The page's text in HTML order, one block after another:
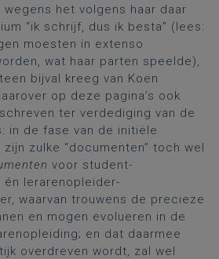
het volgens haar daar
“ik schrijf, dus ik besta” (lees:
moesten in extenso
wat haar parten speelde),
bijval kreeg van Koen
op deze pagina’s ook
ter verdediging van de
in de fase van de initiële
zulke “documenten” toch wel
voor student-
lerarenopleider-
waarvan trouwens de precieze
en mogen evolueren in de
en dat daarmee
overdreven wordt, zal wel